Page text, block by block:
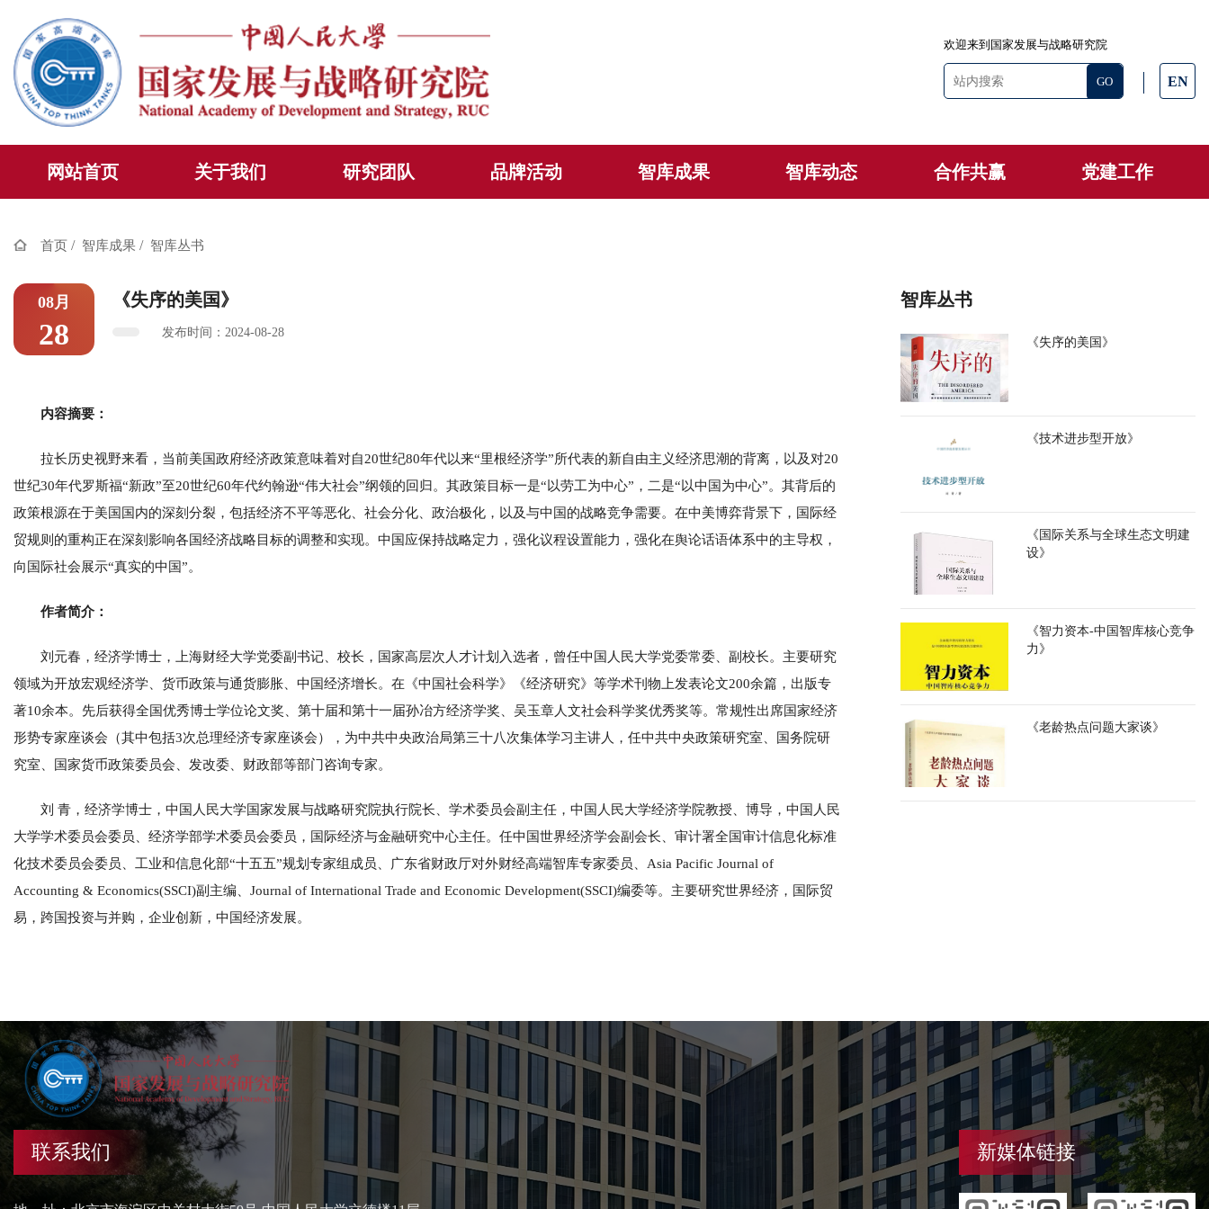
欢迎来到国家发展与战略研究院
EN
网站首页 关于我们 研究团队 品牌活动 智库成果 智库动态 合作共赢 党建工作
首页 / 智库成果 / 智库丛书
08月
28
《失序的美国》
发布时间：2024-08-28
内容摘要：
拉长历史视野来看，当前美国政府经济政策意味着对自20世纪80年代以来“里根经济学”所代表的新自由主义经济思潮的背离，以及对20
世纪30年代罗斯福“新政”至20世纪60年代约翰逊“伟大社会”纲领的回归。其政策目标一是“以劳工为中心”，二是“以中国为中心”。其背后的
政策根源在于美国国内的深刻分裂，包括经济不平等恶化、社会分化、政治极化，以及与中国的战略竞争需要。在中美博弈背景下，国际经
贸规则的重构正在深刻影响各国经济战略目标的调整和实现。中国应保持战略定力，强化议程设置能力，强化在舆论话语体系中的主导权，
向国际社会展示“真实的中国”。
作者简介：
刘元春，经济学博士，上海财经大学党委副书记、校长，国家高层次人才计划入选者，曾任中国人民大学党委常委、副校长。主要研究
领域为开放宏观经济学、货币政策与通货膨胀、中国经济增长。在《中国社会科学》《经济研究》等学术刊物上发表论文200余篇，出版专
著10余本。先后获得全国优秀博士学位论文奖、第十届和第十一届孙冶方经济学奖、吴玉章人文社会科学奖优秀奖等。常规性出席国家经济
形势专家座谈会（其中包括3次总理经济专家座谈会），为中共中央政治局第三十八次集体学习主讲人，任中共中央政策研究室、国务院研
究室、国家货币政策委员会、发改委、财政部等部门咨询专家。
刘 青，经济学博士，中国人民大学国家发展与战略研究院执行院长、学术委员会副主任，中国人民大学经济学院教授、博导，中国人民
大学学术委员会委员、经济学部学术委员会委员，国际经济与金融研究中心主任。任中国世界经济学会副会长、审计署全国审计信息化标准
化技术委员会委员、工业和信息化部“十五五”规划专家组成员、广东省财政厅对外财经高端智库专家委员、Asia Pacific Journal of
Accounting & Economics(SSCI)副主编、Journal of International Trade and Economic Development(SSCI)编委等。主要研究世界经济，国际贸
易，跨国投资与并购，企业创新，中国经济发展。
智库丛书
《失序的美国》
《技术进步型开放》
《国际关系与全球生态文明建
设》
《智力资本-中国智库核心竞争
力》
《老龄热点问题大家谈》
联系我们 新媒体链接